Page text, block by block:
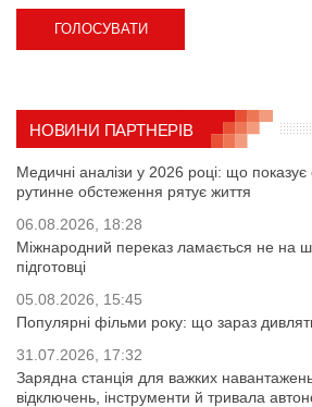
НОВИНИ ПАРТНЕРІВ
Медичні аналізи у 2026 році: що показує
рутинне обстеження рятує життя
06.08.2026, 18:28
Міжнародний переказ ламається не на
підготовці
05.08.2026, 15:45
Популярні фільми року: що зараз
31.07.2026, 17:32
Зарядна станція для важких
відключень, інструменти й тривала